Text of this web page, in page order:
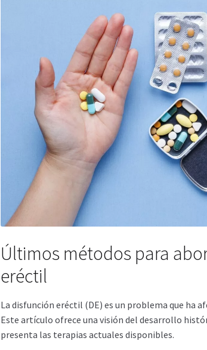
Últimos métodos para
eréctil
La disfunción eréctil (DE) es un problema que ha
Este artículo ofrece una visión del desarrollo
presenta las terapias actuales disponibles.